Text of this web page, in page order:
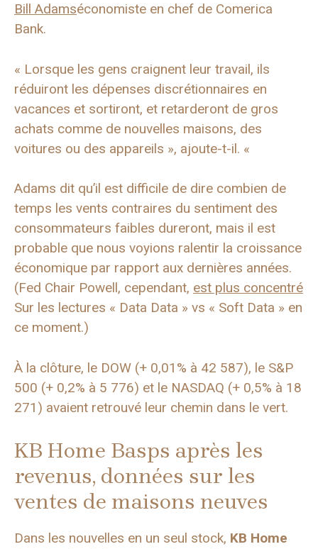
Bill Adamséconomiste en chef de Comerica
Bank.
« Lorsque les gens craignent leur travail, ils
réduiront les dépenses discrétionnaires en
vacances et sortiront, et retarderont de gros
achats comme de nouvelles maisons, des
voitures ou des appareils », ajoute-t-il. «
Adams dit qu’il est difficile de dire combien de
temps les vents contraires du sentiment des
consommateurs faibles dureront, mais il est
probable que nous voyions ralentir la croissance
économique par rapport aux dernières années.
(Fed Chair Powell, cependant, est plus concentré
Sur les lectures « Data Data » vs « Soft Data » en
ce moment.)
À la clôture, le DOW (+ 0,01% à 42 587), le S&P
500 (+ 0,2% à 5 776) et le NASDAQ (+ 0,5% à 18
271) avaient retrouvé leur chemin dans le vert.
KB Home Basps après les
revenus, données sur les
ventes de maisons neuves
Dans les nouvelles en un seul stock, KB Home